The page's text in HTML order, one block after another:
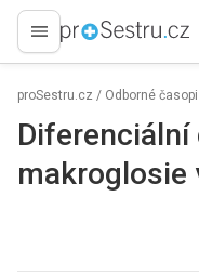
proLékaře.cz
proSestru.cz / Odborné
makroglosie